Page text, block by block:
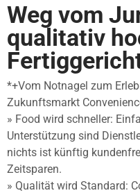
Weg vom
qualitativ
*+Vom Notnagel zum
Zukunftsmarkt
» Food wird schneller:
Unterstützung sind
nichts ist künftig
Zeitsparen.
» Qualität wird Standard: